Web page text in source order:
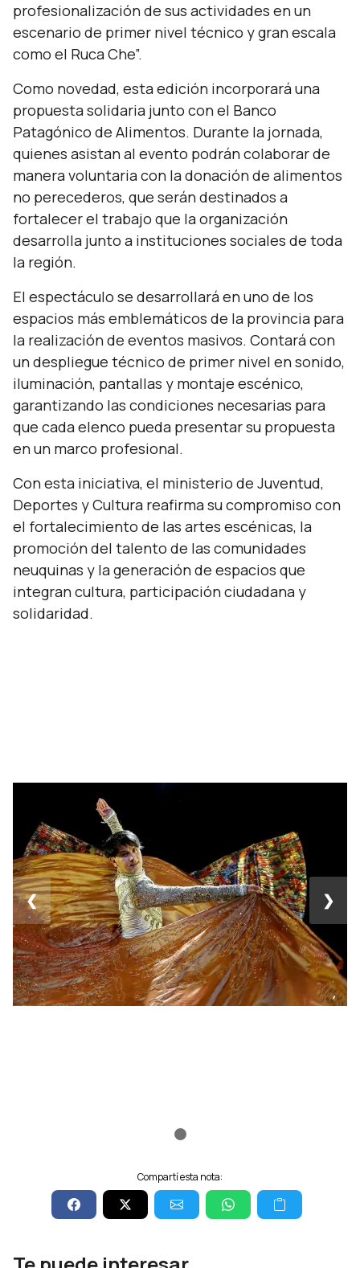
profesionalización de sus actividades en un
escenario de primer nivel técnico y gran escala
como el Ruca Che”.
Como novedad, esta edición incorporará una
propuesta solidaria junto con el Banco
Patagónico de Alimentos. Durante la jornada,
quienes asistan al evento podrán colaborar de
manera voluntaria con la donación de alimentos
no perecederos, que serán destinados a
fortalecer el trabajo que la organización
desarrolla junto a instituciones sociales de toda
la región.
El espectáculo se desarrollará en uno de los
espacios más emblemáticos de la provincia para
la realización de eventos masivos. Contará con
un despliegue técnico de primer nivel en sonido,
iluminación, pantallas y montaje escénico,
garantizando las condiciones necesarias para
que cada elenco pueda presentar su propuesta
en un marco profesional.
Con esta iniciativa, el ministerio de Juventud,
Deportes y Cultura reafirma su compromiso con
el fortalecimiento de las artes escénicas, la
promoción del talento de las comunidades
neuquinas y la generación de espacios que
integran cultura, participación ciudadana y
solidaridad.
❮ ❯
Compartí esta nota: